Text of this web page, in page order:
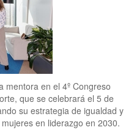
mentora en el 4º Congreso
que se celebrará el 5 de
su estrategia de igualdad y
en liderazgo en 2030.